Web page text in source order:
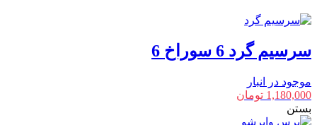
سرسیم گرد 6 سوراخ 6
موجود در انبار
1,180,000 تومان
بستن